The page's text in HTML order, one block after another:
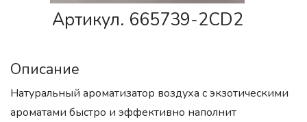
Артикул. 665739-2CD2
Описание
Натуральный ароматизатор воздуха с экзотическими
ароматами быстро и эффективно наполнит